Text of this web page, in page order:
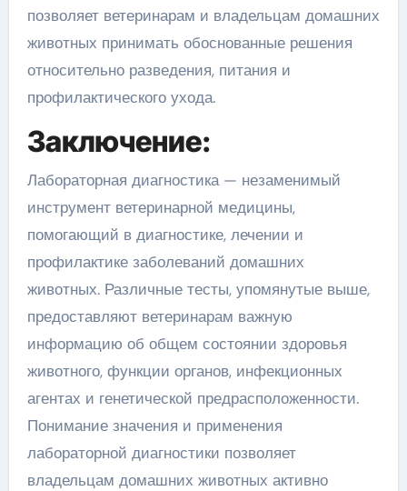
позволяет ветеринарам и владельцам домашних
животных принимать обоснованные решения
относительно разведения, питания и
профилактического ухода.
Заключение:
Лабораторная диагностика — незаменимый
инструмент ветеринарной медицины,
помогающий в диагностике, лечении и
профилактике заболеваний домашних
животных. Различные тесты, упомянутые выше,
предоставляют ветеринарам важную
информацию об общем состоянии здоровья
животного, функции органов, инфекционных
агентах и ​​генетической предрасположенности.
Понимание значения и применения
лабораторной диагностики позволяет
владельцам домашних животных активно